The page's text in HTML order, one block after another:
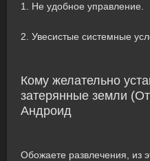
1. Не удобное управление.
2. Увесистые системные
Кому желательно
затерянные земли
Андроид
Обожаете развлечения, из